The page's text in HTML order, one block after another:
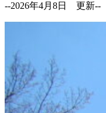
--2026年4月8日 更新--